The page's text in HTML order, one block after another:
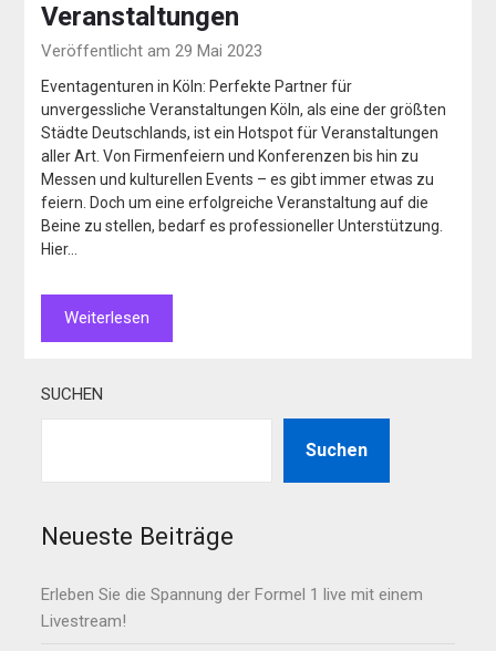
Veranstaltungen
Veröffentlicht am 29 Mai 2023
Eventagenturen in Köln: Perfekte Partner für
unvergessliche Veranstaltungen Köln, als eine der größten
Städte Deutschlands, ist ein Hotspot für Veranstaltungen
aller Art. Von Firmenfeiern und Konferenzen bis hin zu
Messen und kulturellen Events – es gibt immer etwas zu
feiern. Doch um eine erfolgreiche Veranstaltung auf die
Beine zu stellen, bedarf es professioneller Unterstützung.
Hier…
Weiterlesen
SUCHEN
Suchen
Neueste Beiträge
Erleben Sie die Spannung der Formel 1 live mit einem
Livestream!